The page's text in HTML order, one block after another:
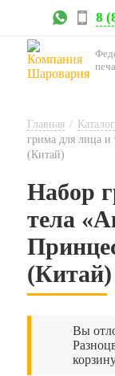
8
Главная / Каталог
грима для лица и
(Китай)
Набор
тела
(Китай)
Вы